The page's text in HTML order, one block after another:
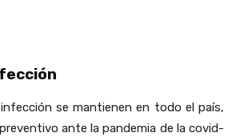
se mantienen en todo el país,
ante la pandemia de la covid-